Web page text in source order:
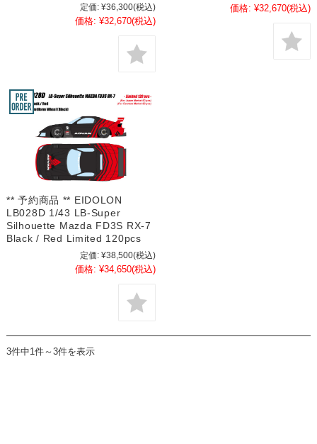
定価: ¥36,300(税込)
価格: ¥32,670(税込)
価格: ¥32,670(税込)
** 予約商品 ** EIDOLON
LB028D 1/43 LB-Super
Silhouette Mazda FD3S RX-7
Black / Red Limited 120pcs
定価: ¥38,500(税込)
価格: ¥34,650(税込)
3件中1件～3件を表示